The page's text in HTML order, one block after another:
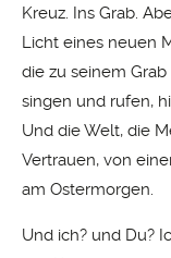
Kreuz. Ins Grab.
Licht eines neuen
die zu seinem
singen und rufen,
Und die Welt, die
Vertrauen, von
am Ostermorgen.
Und ich? und Du?